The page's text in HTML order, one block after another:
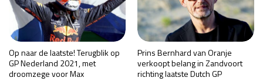
Op naar de laatste! Terugblik op
GP Nederland 2021, met
droomzege voor Max
Prins Bernhard van Oranje
verkoopt belang in Zandvoort
richting laatste Dutch GP